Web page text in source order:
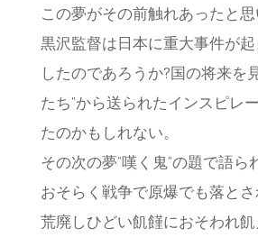
この夢がその前触れあったと思
黒沢監督は日本に重大事件が
したのであろうか?国の将来を
たち”から送られたインスピレ
たのかもしれない。
その次の夢”嘆く鬼”の題で語ら
おそらく戦争で原爆でも落と
荒廃しひどい飢饉におそわれ